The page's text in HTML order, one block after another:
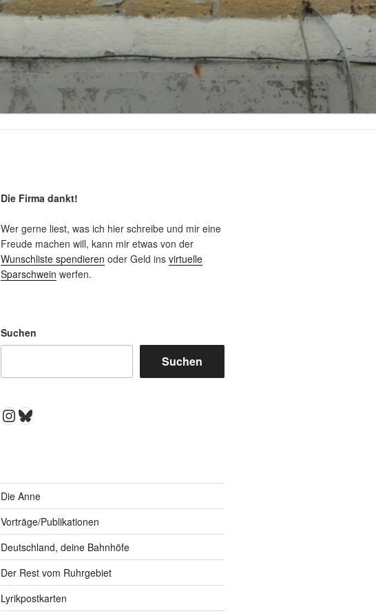
Die Firma dankt!
Wer gerne liest, was ich hier schreibe und mir eine
Freude machen will, kann mir etwas von der
Wunschliste spendieren oder Geld ins virtuelle
Sparschwein werfen.
Suchen
Suchen
Instagram
Bluesky
Die Anne
Vorträge/Publikationen
Deutschland, deine Bahnhöfe
Der Rest vom Ruhrgebiet
Lyrikpostkarten